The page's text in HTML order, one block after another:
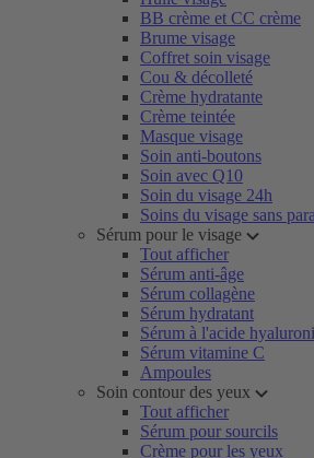
BB crème et CC crème
Brume visage
Coffret soin visage
Cou & décolleté
Crème hydratante
Crème teintée
Masque visage
Soin anti-boutons
Soin avec Q10
Soin du visage 24h
Soins du visage sans
Sérum pour le visage
Tout afficher
Sérum anti-âge
Sérum collagène
Sérum hydratant
Sérum à l'acide
Sérum vitamine C
Ampoules
Soin contour des yeux
Tout afficher
Sérum pour sourcils
Crème pour les yeux